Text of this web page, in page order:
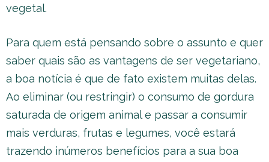
vegetal.
Para quem está pensando sobre o assunto e quer
saber quais são as vantagens de ser vegetariano,
a boa notícia é que de fato existem muitas delas.
Ao eliminar (ou restringir) o consumo de gordura
saturada de origem animal e passar a consumir
mais verduras, frutas e legumes, você estará
trazendo inúmeros benefícios para a sua boa